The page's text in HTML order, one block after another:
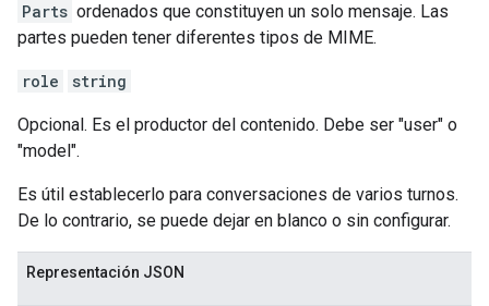
Parts ordenados que constituyen un solo mensaje. Las
partes pueden tener diferentes tipos de MIME.
role string
Opcional. Es el productor del contenido. Debe ser "user" o
"model".
Es útil establecerlo para conversaciones de varios turnos.
De lo contrario, se puede dejar en blanco o sin configurar.
Representación JSON